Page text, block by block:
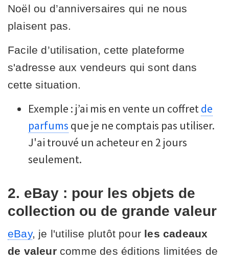
Noël ou d’anniversaires qui ne nous
plaisent pas.
Facile d’utilisation, cette plateforme
s'adresse aux vendeurs qui sont dans
cette situation.
Exemple : j’ai mis en vente un coffret de
parfums que je ne comptais pas utiliser.
J'ai trouvé un acheteur en 2 jours
seulement.
2. eBay : pour les objets de
collection ou de grande valeur
eBay, je l'utilise plutôt pour les cadeaux
de valeurcomme des éditions limitées de